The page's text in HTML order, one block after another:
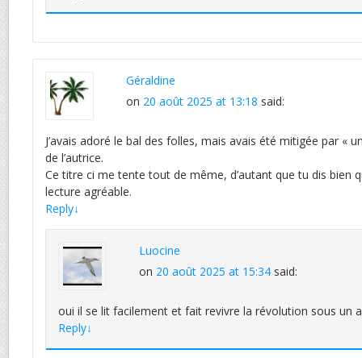
Géraldine
on 20 août 2025 at 13:18 said:
J’avais adoré le bal des folles, mais avais été mitigée par «
de l’autrice.
Ce titre ci me tente tout de même, d’autant que tu dis bien
lecture agréable.
Reply↓
Luocine
on 20 août 2025 at 15:34 said:
oui il se lit facilement et fait revivre la révolution sous un
Reply↓